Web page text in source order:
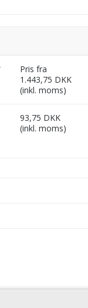
Pris fra
1.443,75 DKK
(inkl. moms)
93,75 DKK
(inkl. moms)